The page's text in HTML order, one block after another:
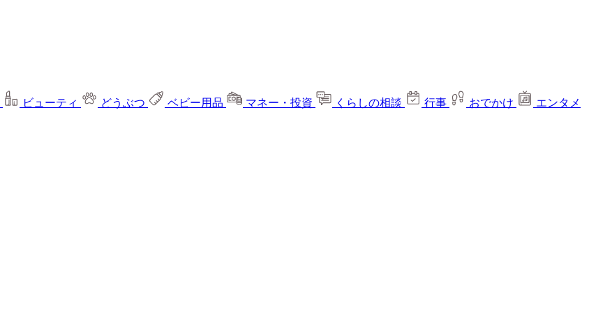
ビューティ どうぶつ ベビー用品 マネー・投資 くらしの相談 行事 おでかけ
エンタメ